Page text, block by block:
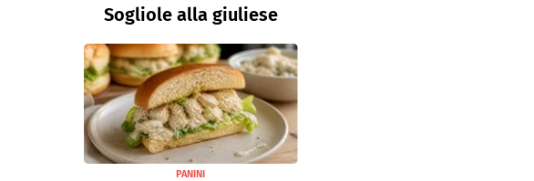
Sogliole alla giuliese
PANINI